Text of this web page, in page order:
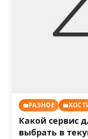
РАЗНОЕ
Какой сервис
выбрать в